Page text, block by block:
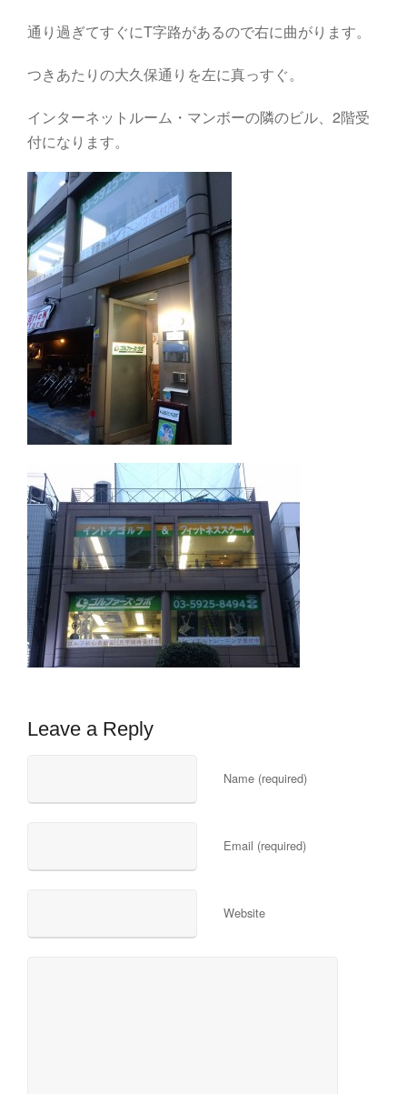
通り過ぎてすぐにT字路があるので右に曲がります。
つきあたりの大久保通りを左に真っすぐ。
インターネットルーム・マンボーの隣のビル、2階受
付になります。
Leave a Reply
Name (required)
Email (required)
Website